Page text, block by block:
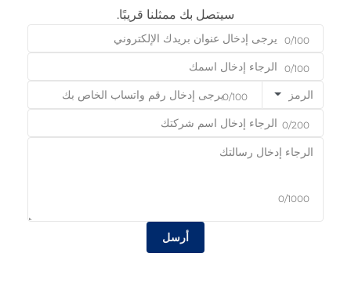
سيتصل بك ممثلنا قريبًا.
0/100
0/100
الرمز 0/100
0/200
0/1000
أرسل